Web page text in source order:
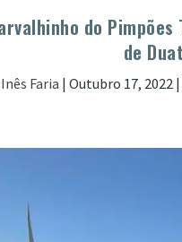
do
de
Inês Faria | Outubro 17, 2022|